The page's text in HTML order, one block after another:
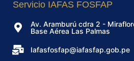
Servicio IAFAS FOSFAP
Av. Aramburú cdra 2 -
Base Aérea Las Palmas
Iafasfosfap@iafasfap.gob.pe